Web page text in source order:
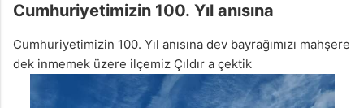
Cumhuriyetimizin 100. Yıl anısına
Cumhuriyetimizin 100. Yıl anısına dev bayrağımızı mahşere
dek inmemek üzere ilçemiz Çıldır a çektik